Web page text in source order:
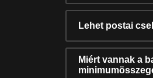
Lehet postai
Miért vannak a